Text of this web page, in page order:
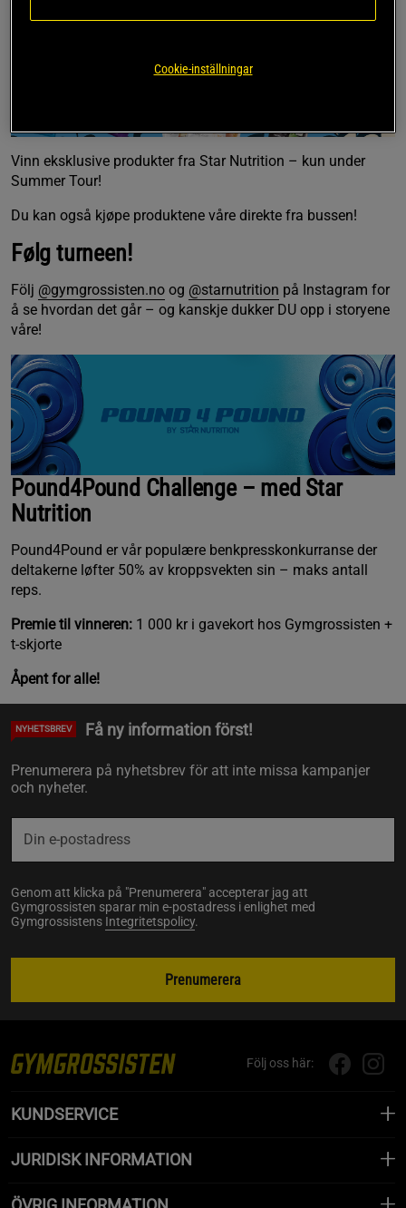
Vinn eksklusive produkter fra Star Nutrition – kun under
Summer Tour!
Du kan også kjøpe produktene våre direkte fra bussen!
Følg turneen!
Följ @gymgrossisten.no og @starnutrition på Instagram for
å se hvordan det går – og kanskje dukker DU opp i storyene
våre!
Pound4Pound Challenge – med Star
Nutrition
Pound4Pound er vår populære benkpresskonkurranse der
deltakerne løfter 50% av kroppsvekten sin – maks antall
reps.
Premie til vinneren: 1 000 kr i gavekort hos Gymgrossisten +
t-skjorte
Åpent for alle!
NYHETSBREV Få ny information först!
Prenumerera på nyhetsbrev för att inte missa kampanjer
och nyheter.
Genom att klicka på "Prenumerera" accepterar jag att
Gymgrossisten sparar min e-postadress i enlighet med
Gymgrossistens Integritetspolicy.
Prenumerera
Följ oss här:
KUNDSERVICE
JURIDISK INFORMATION
Cookie-inställningar